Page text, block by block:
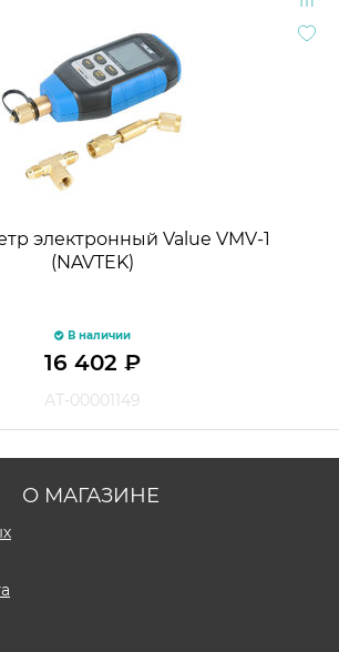
электронный Value VMV-1
(NAVTEK)
В наличии
16 402 ₽
АТ-00001149
О МАГАЗИНЕ